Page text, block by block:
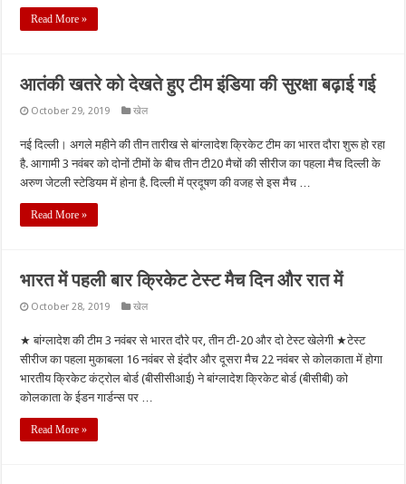
Read More »
आतंकी खतरे को देखते हुए टीम इंडिया की सुरक्षा बढ़ाई गई
October 29, 2019 खेल
नई दिल्ली। अगले महीने की तीन तारीख से बांग्लादेश क्रिकेट टीम का भारत दौरा शुरू हो रहा
है. आगामी 3 नवंबर को दोनों टीमों के बीच तीन टी20 मैचों की सीरीज का पहला मैच दिल्ली के
अरुण जेटली स्टेडियम में होना है. दिल्ली में प्रदूषण की वजह से इस मैच …
Read More »
भारत में पहली बार क्रिकेट टेस्ट मैच दिन और रात में
October 28, 2019 खेल
★ बांग्लादेश की टीम 3 नवंबर से भारत दौरे पर, तीन टी-20 और दो टेस्ट खेलेगी ★टेस्ट
सीरीज का पहला मुकाबला 16 नवंबर से इंदौर और दूसरा मैच 22 नवंबर से कोलकाता में होगा
भारतीय क्रिकेट कंट्रोल बोर्ड (बीसीसीआई) ने बांग्लादेश क्रिकेट बोर्ड (बीसीबी) को
कोलकाता के ईडन गार्डन्स पर …
Read More »